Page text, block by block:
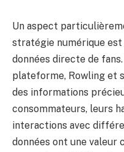
Un aspect
stratégie numérique est
données directe de
plateforme, Rowling et
des informations
consommateurs, leurs
interactions avec
données ont une valeur